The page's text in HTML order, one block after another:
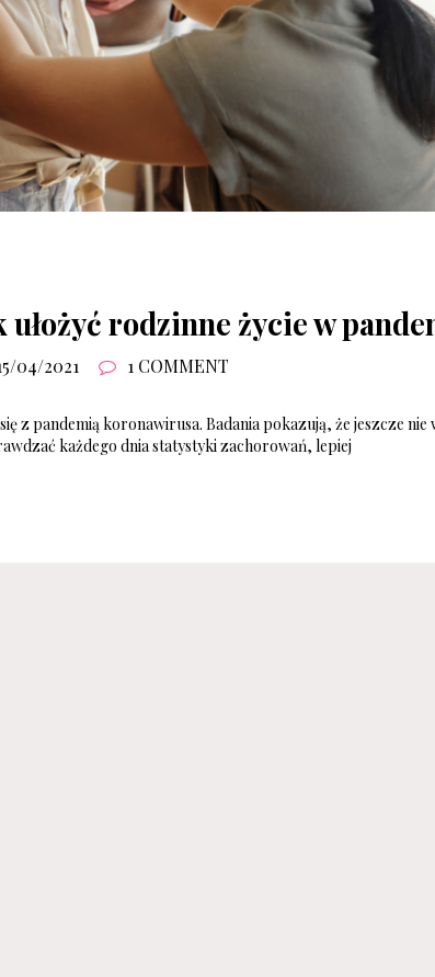
ułożyć rodzinne życie w
04/2021 1 COMMENT
z pandemią koronawirusa. Badania pokazują, że jeszcze nie
każdego dnia statystyki zachorowań, lepiej